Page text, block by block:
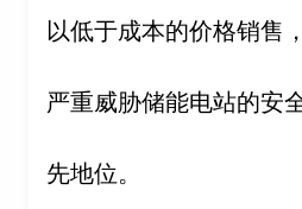
以低于成本的价格销售
严重威胁储能电站的安
先地位。